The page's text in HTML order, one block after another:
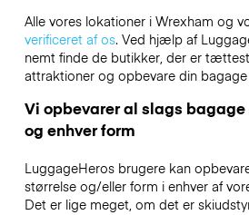
Alle vores lokationer i Wrexham og
verificeret af os. Ved hjælp af
nemt finde de butikker, der er
attraktioner og opbevare din bagage
Vi opbevarer al slags bagage
og enhver form
LuggageHeros brugere kan
størrelse og/eller form i enhver af
Det er lige meget, om det er